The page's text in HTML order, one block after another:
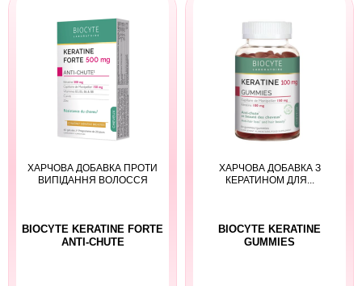
ХАРЧОВА ДОБАВКА ПРОТИ
ВИПІДАННЯ ВОЛОССЯ
BIOCYTE KERATINE FORTE
ANTI-CHUTE
ХАРЧОВА ДОБАВКА З
КЕРАТИНОМ ДЛЯ...
BIOCYTE KERATINE
GUMMIES